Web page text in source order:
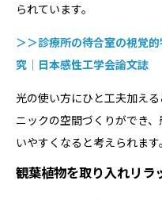
られています。
＞＞診療所の待合室の視覚
究｜日本感性工学会論文誌
光の使い方にひと工夫加え
ニックの空間づくりができ
いやすくなると考えられます。
観葉植物を取り入れリラ